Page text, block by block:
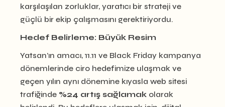
karşılaşılan zorluklar, yaratıcı bir strateji ve
güçlü bir ekip çalışmasını gerektiriyordu.
Hedef Belirleme: Büyük Resim
Yatsan’ın amacı, 11.11 ve Black Friday kampanya
dönemlerinde ciro hedefimize ulaşmak ve
geçen yılın aynı dönemine kıyasla web sitesi
trafiğinde %24 artış sağlamak olarak